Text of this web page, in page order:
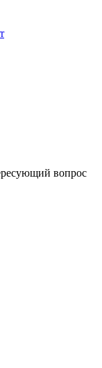
вопрос